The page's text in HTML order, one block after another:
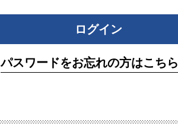
パスワードをお忘れの方はこちら